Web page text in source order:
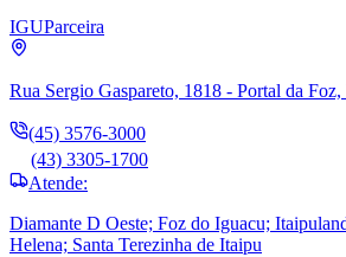
IGUParceira
Rua Sergio Gaspareto, 1818 - Portal da
(45) 3576-3000
(43) 3305-1700
Atende:
Diamante D Oeste; Foz do Iguacu;
Helena; Santa Terezinha de Itaipu